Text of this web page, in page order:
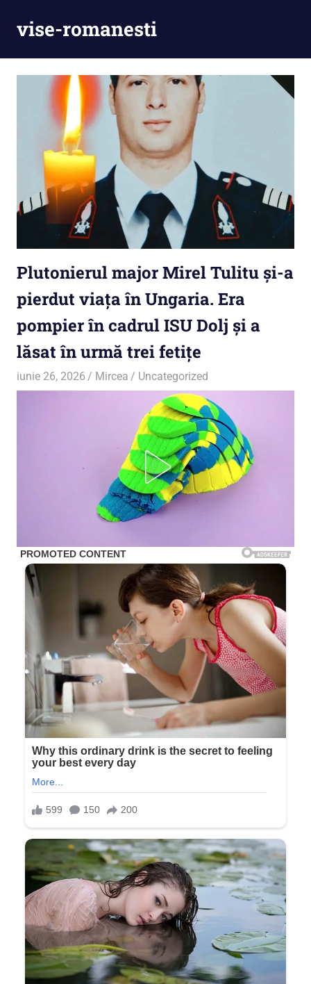
vise-romanesti
Plutonierul major Mirel Tulitu și-a
pierdut viața în Ungaria. Era
pompier în cadrul ISU Dolj și a
lăsat în urmă trei fetițe
iunie 26, 2026 Mircea Uncategorized